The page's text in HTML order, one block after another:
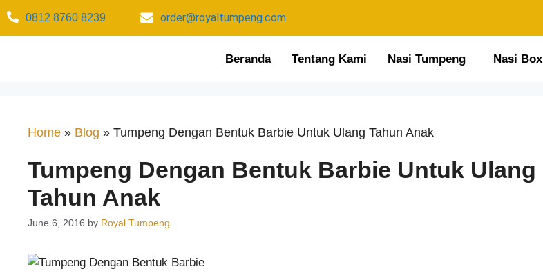
0812 8760 8239​ order@royaltumpeng.com​
Beranda Tentang Kami Nasi Tumpeng Nasi Box
Home » Blog » Tumpeng Dengan Bentuk Barbie Untuk Ulang Tahun Anak
Tumpeng Dengan Bentuk Barbie Untuk Ulang
Tahun Anak
June 6, 2016 by Royal Tumpeng